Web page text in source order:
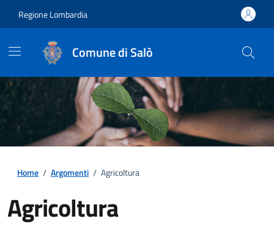
Regione Lombardia
Comune di Salò
Home / Argomenti / Agricoltura
Agricoltura